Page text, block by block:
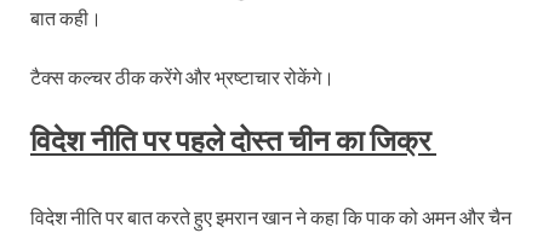
बात कही।
टैक्स कल्चर ठीक करेंगे और भ्रष्टाचार रोकेंगे।
विदेश नीति पर पहले दोस्त चीन का जिक्र
विदेश नीति पर बात करते हुए इमरान खान ने कहा कि पाक को अमन और चैन